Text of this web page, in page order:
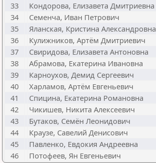
33
Кондорова, Елизавета Дмитриевна
34
Семенча, Иван Петрович
35
Яланская, Кристина Александровна
36
Кулижников, Артём Дмитриевич
37
Свиридова, Елизавета Антоновна
38
Абрамова, Екатерина Ивановна
39
Карноухов, Демид Сергеевич
40
Харламов, Артём Евгеньевич
41
Спицина, Екатерина Романовна
42
Чикишев, Никита Алексеевич
43
Бутаков, Семён Леонидович
44
Краузе, Савелий Денисович
45
Павленко, Евдокия Андреевна
46
Потофеев, Ян Евгеньевич